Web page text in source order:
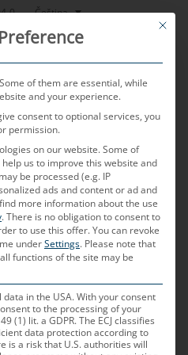
0 Čeština
MENU
AUTOREMKLAUS BRAMHOFER
to už
na USB-C ve svém
integrace do vozidla
řešení
This
of them are essential, while
and your experience.
consent to optional services, you
permission.
on our website. Some of
us to improve this website and
be processed (e.g. IP
ads and content or ad and
more information about the use
.There is no obligation to consent to
to use this offer.You can revoke
underSettings. Please note that
functions of the site may be
in the USA. With your consent
to the processing of your
(1) lit. a GDPR. The ECJ classifies
data protection according to
is a risk that U.S. authorities will